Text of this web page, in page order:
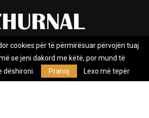
Impresumi Marketing
Privacy Policy
e Lajmeve e pavarur, e themeluar në vitin
cookies për të përmirësuar përvojën tuaj.
se jeni dakord me këtë, por mund të
dëshironi.
Pranoj Lexo më tepër